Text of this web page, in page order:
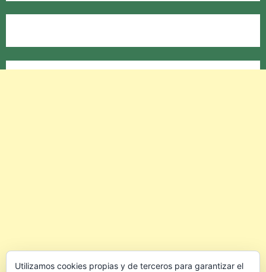
Utilizamos cookies propias y de terceros para garantizar el